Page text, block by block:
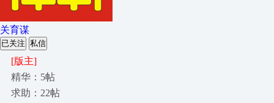
关育谋
已关注 私信
[版主]
精华：5帖
求助：22帖